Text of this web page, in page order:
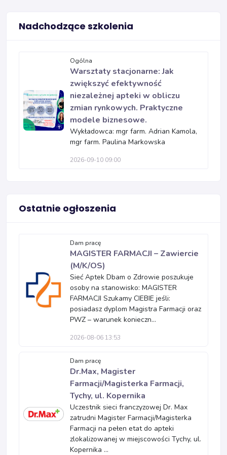
Nadchodzące szkolenia
Ogólna
Warsztaty stacjonarne: Jak
zwiększyć efektywność
niezależnej apteki w obliczu
zmian rynkowych. Praktyczne
modele biznesowe.
Wykładowca: mgr farm. Adrian Kamola,
mgr farm. Paulina Markowska
2026-09-10 09:00
Ostatnie ogłoszenia
Dam pracę
MAGISTER FARMACJI – Zawiercie
(M/K/OS)
Sieć Aptek Dbam o Zdrowie poszukuje
osoby na stanowisko: MAGISTER
FARMACJI Szukamy CIEBIE jeśli:
posiadasz dyplom Magistra Farmacji oraz
PWZ – warunek konieczn...
2026-08-06 13:53
Dam pracę
Dr.Max, Magister
Farmacji/Magisterka Farmacji,
Tychy, ul. Kopernika
Uczestnik sieci franczyzowej Dr. Max
zatrudni Magister Farmacji/Magisterka
Farmacji na pełen etat do apteki
zlokalizowanej w miejscowości Tychy, ul.
Kopernika ...